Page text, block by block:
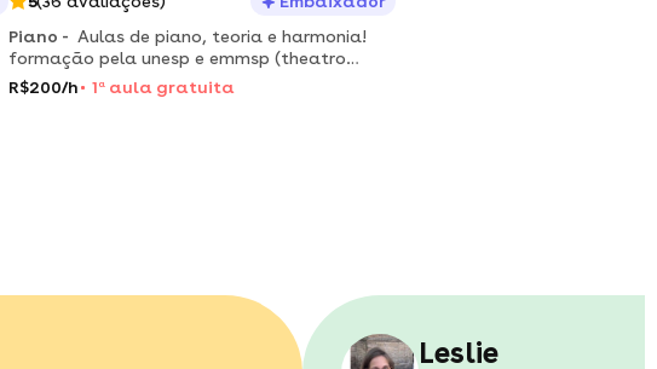
Piano - Aulas de piano, teoria e harmonia!
formação pela unesp e emmsp (theatro
municipal)
R$200/h 1 a aula gratuita
Leslie